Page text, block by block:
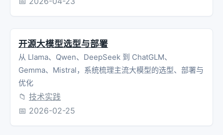
开源大模型选型与部署
从 Llama、Qwen、DeepSeek 到 ChatGLM、
Gemma、Mistral，系统梳理主流大模型的选型、部署与
优化
📁 技术实践
📅 2026-02-25